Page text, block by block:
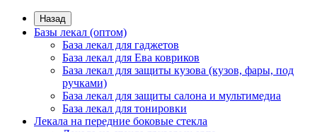
Назад
Базы лекал (оптом)
База лекал для гаджетов
База лекал для Ева ковриков
База лекал для защиты кузова (кузов, фары, под
ручками)
База лекал для защиты салона и мультимедиа
База лекал для тонировки
Лекала на передние боковые стекла